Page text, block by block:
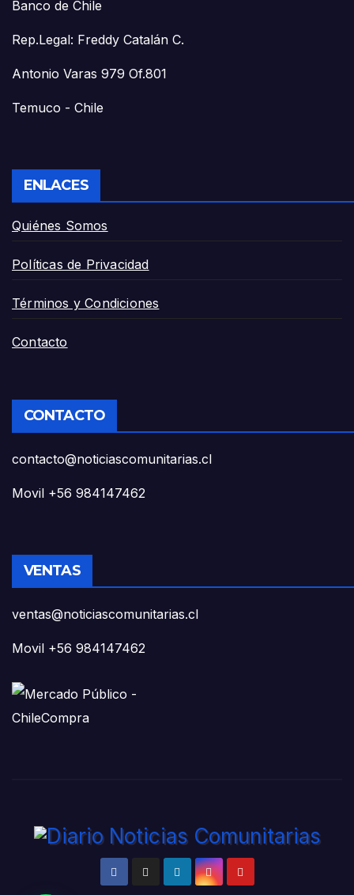
Banco de Chile
Rep.Legal: Freddy Catalán C.
Antonio Varas 979 Of.801
Temuco - Chile
ENLACES
Quiénes Somos
Políticas de Privacidad
Términos y Condiciones
Contacto
CONTACTO
contacto@noticiascomunitarias.cl
Movil +56 984147462
VENTAS
ventas@noticiascomunitarias.cl
Movil +56 984147462